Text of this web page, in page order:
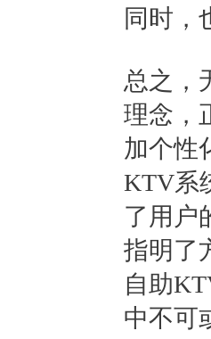
同时，
总之，
理念，
加个性
KTV系
了用户
指明了
自助
中不可